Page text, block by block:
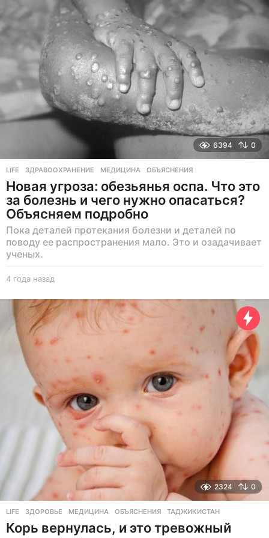
з
а
6394 0
LIFE ЗДРАВООХРАНЕНИЕ ,МЕДИЦИНА ,ОБЪЯСНЕНИЯ
Новая угроза: обезьянья оспа. Что это
за болезнь и чего нужно опасаться?
Объясняем подробно
Пока деталей протекания болезни и деталей по
поводу ее распространения мало. Это и озадачивает
ученых.
4 года назад
о
д
н
а
з
д
2324 0
LIFE ЗДОРОВЬЕ ,МЕДИЦИНА ,ОБЪЯСНЕНИЯ ,ТАДЖИКИСТАН
Корь вернулась, и это тревожный